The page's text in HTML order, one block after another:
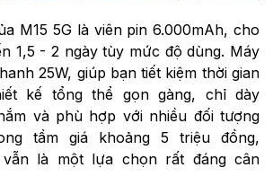
M15 5G là viên pin 6.000mAh, cho
1,5 - 2 ngày tùy mức độ dùng. Máy
25W, giúp bạn tiết kiệm thời gian
kế tổng thể gọn gàng, chỉ dày
và phù hợp với nhiều đối tượng
tầm giá khoảng 5 triệu đồng,
vẫn là một lựa chọn rất đáng cân